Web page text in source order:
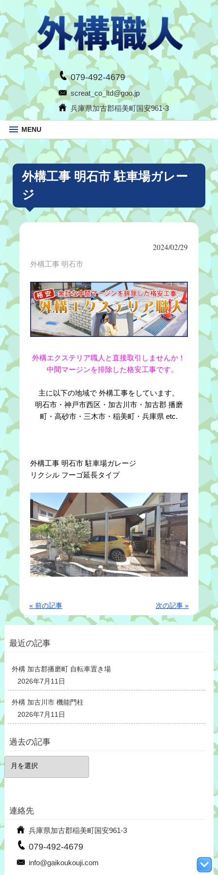
079-492-4679
screat_co_ltd@goo.jp
兵庫県加古郡稲美町国安961-3
MENU
外構工事 明石市 駐車場ガレー
ジ
2024/02/29
外構工事 明石市
外構エクステリア職人と直接取引しませんか！
中間マージンを排除した格安工事です。
主に以下の地域で 外構工事をしています。
明石市・神戸市西区・加古川市・加古郡 播磨
町・高砂市・三木市・稲美町・兵庫県 etc.
外構工事 明石市 駐車場ガレージ
リクシル フーゴ延長タイプ
« 前の記事 次の記事 »
最近の記事
外構 加古郡播磨町 自転車置き場
2026年7月11日
外構 加古川市 機能門柱
2026年7月11日
過去の記事
去
連絡先
兵庫県加古郡稲美町国安961-3
079-492-4679
info@gaikoukouji.com